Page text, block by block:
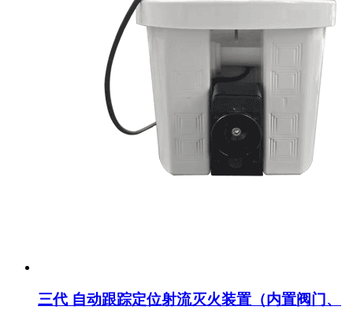
三代 自动跟踪定位射流灭火装置（内置阀门、